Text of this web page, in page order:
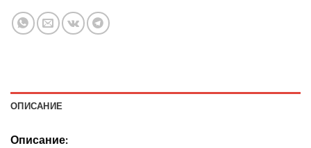
ОПИСАНИЕ
Описание: